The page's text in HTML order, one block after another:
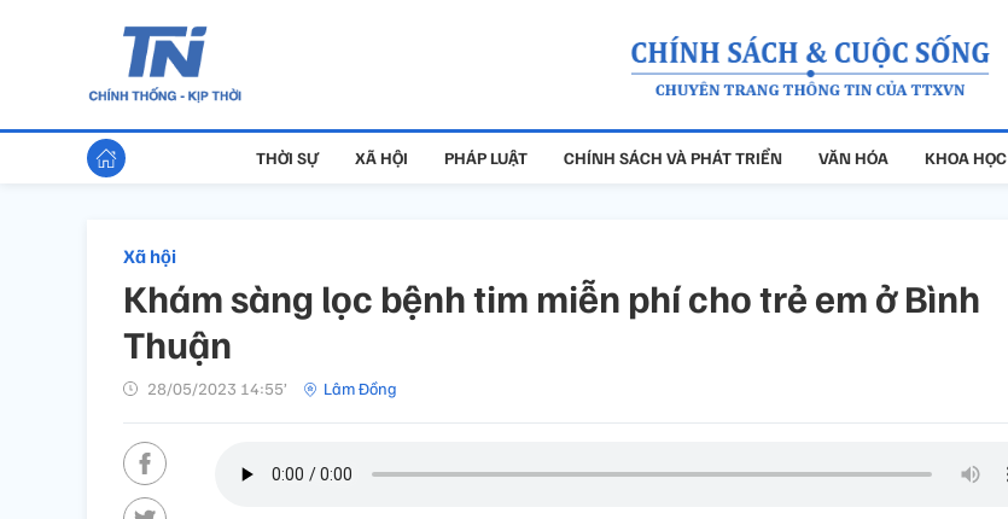
THỜI SỰ XÃ HỘI PHÁP LUẬT CHÍNH SÁCH VÀ PHÁT TRIỂN VĂN HÓA KHOA HỌC
Xã hội
Khám sàng lọc bệnh tim miễn phí cho trẻ em ở Bình
Thuận
28/05/2023 14:55’ Lâm Đồng